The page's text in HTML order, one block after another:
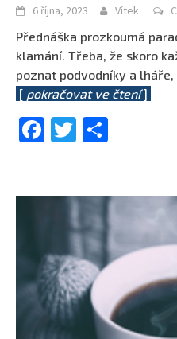
6 října, 2023 Vítek
Přednáška prozkoumá
klamání. Třeba, že skoro
poznat podvodníky a lháře,
[ pokračovat ve čtení]
Facebook
Twitter